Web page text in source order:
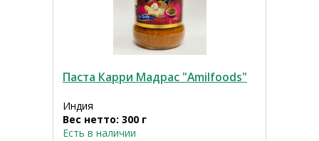
Паста Карри Мадрас "Amilfoods"
Индия
Вес нетто: 300 г
Есть в наличии